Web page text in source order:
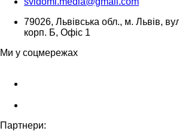
79026, Львівська обл., м. Львів,
корп. Б, Офіс 1
Ми у соцмережах
Партнери: